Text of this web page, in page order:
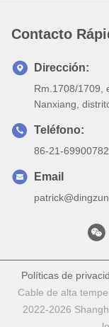
Contacto
Dirección:
Rm.1708/1709,
Nanxiang,
Teléfono:
86-21-69900782
Email
Políticas de
Cable de alta
2022-2026